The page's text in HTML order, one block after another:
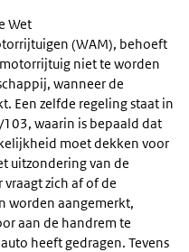
Wet
(WAM), behoeft
niet te worden
wanneer de
Een zelfde regeling staat in
waarin is bepaald dat
moet dekken voor
uitzondering van de
vraagt zich af of de
worden aangemerkt,
aan de handrem te
heeft gedragen. Tevens